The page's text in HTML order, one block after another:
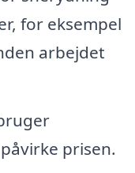
for eksempel
arbejdet
prisen.